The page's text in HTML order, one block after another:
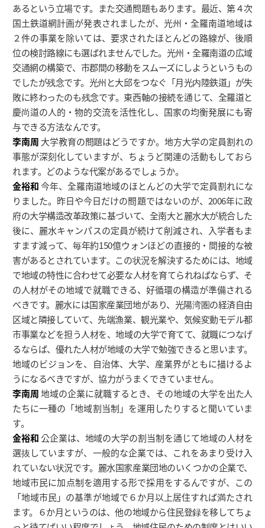
あるという立場です。また交通問題もあります。最近、第４次
国土鉄道網計画が発表されましたが、光州・全羅南道地域は
２件の事業を除いては、要求されたほとんどの路線が、後順
位の検討路線にも選ばれませんでした。光州・全羅南道の広域
交通網の構築で、市郡間の移動をスムーズにしようというもの
でしたが残念です。光州と大邱をつなぐ「月光内陸鉄道」が失
敗に終わったのも残念です。東西軸の接続を通じて、全羅道と
慶尚道の人的・物的交流を活性化し、国家の均衡発展にも寄
与できる方法なんです。
李南周 大学教育の問題はどうですか。地方大学の定員割れの
事態が深刻化していますが、ちょうど関連の活動もしておら
れます。どのような代案があるでしょうか。
金裕和今年、全羅南道地域のほとんどの大学で定員割れにな
りました。昨日や今日だけの問題ではないのが、2006年に政
府の大学構造改革政策に基づいて、全南大と麗水大が統合した
後に、麗水キャンパスの定員が続けて削減され、入学者もま
すます減って、毎年約150億ウォンほどの直接的・間接的な被
害があるとされています。この状況を解決するためには、地域
で地域の特性に合わせて必要な人材を育てられねばならず、そ
の人材がその地域で就職できる、好循環の構造が準備される
べきです。麗水には国家産業団地があり、光陽湾圏の経済自由
区域と隣接していて、先端漁業、観光業や、気候変動モデル都
市事業などを担う人材を、地域の大学で育てて、就職につなげ
るならば、優れた人材が地域の大学で勉強できると思います。
地域のビジョンを、自治体、大学、産業界がともに描けるよ
うになるべきですが、協力がうまくできていません。
李南周地域の企業に就職するとき、その地域の大学を出た人
たちに一種の「地域割当制」を運用したりすると聞いていま
す。
金裕和 公企業は、地域の大学の割当制を通じて地域の人材を
選抜していますが、一般的な企業では、これをあまり受け入
れていない状況です。麗水国家産業団地のいくつかの企業で、
地域市民に加点制を適用する形で採用をするんですが、この
「地域市民」の基準が地域で６か月以上居住すれば満たされ
ます。６か月というのは、他の地域から住民登録を移してちょ